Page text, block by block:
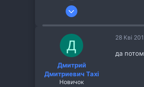
26 Жов 2013
Д
Дмитрий
Дмитриевич Taxi
Новичок
28 Кві
да